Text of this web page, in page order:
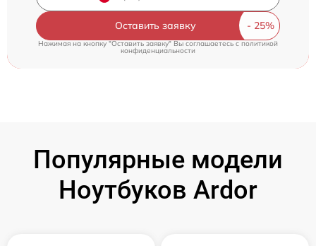
Оставить заявку
Нажимая на кнопку "Оставить заявку" Вы соглашаетесь cполитикой
конфиденциальности
Популярные модели
Ноутбуков Ardor